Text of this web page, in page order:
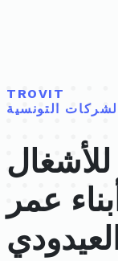
TROVIT
التونسية
عمر
العيدودي